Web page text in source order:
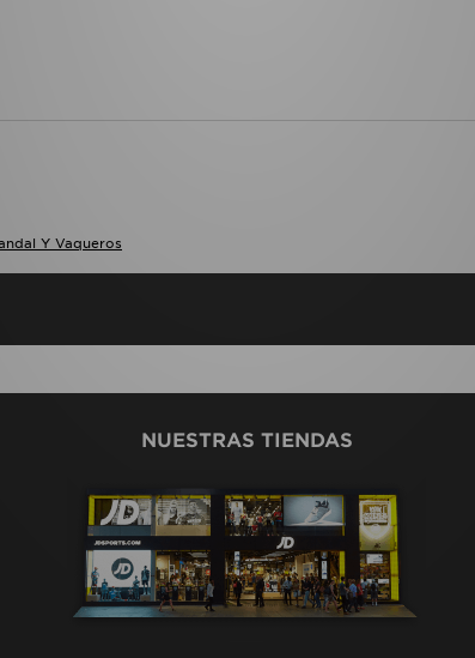
Y Vaqueros
NUESTRAS TIENDAS